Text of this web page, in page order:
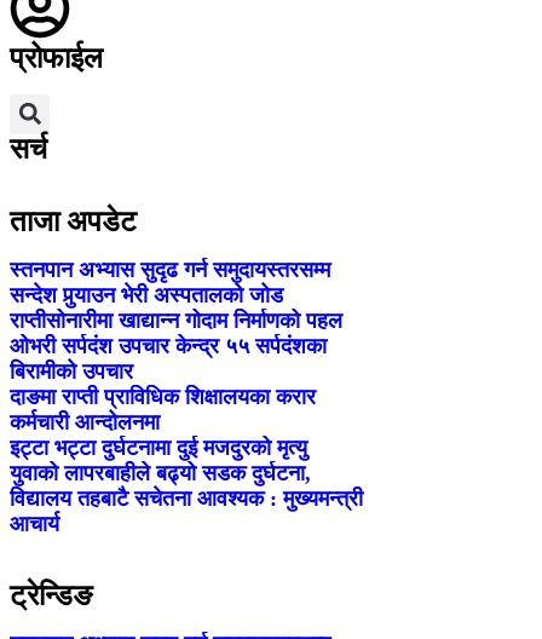
प्रोफाईल
सर्च
ताजा अपडेट
स्तनपान अभ्यास सुदृढ गर्न समुदायस्तरसम्म
सन्देश पुर्‍याउन भेरी अस्पतालको जोड
राप्तीसोनारीमा खाद्यान्न गोदाम निर्माणको पहल
ओभरी सर्पदंश उपचार केन्द्र ५५ सर्पदंशका
बिरामीको उपचार
दाङमा राप्ती प्राविधिक शिक्षालयका करार
कर्मचारी आन्दोलनमा
इट्टा भट्टा दुर्घटनामा दुई मजदुरको मृत्यु
युवाको लापरबाहीले बढ्यो सडक दुर्घटना,
विद्यालय तहबाटै सचेतना आवश्यक : मुख्यमन्त्री
आचार्य
ट्रेन्डिङ